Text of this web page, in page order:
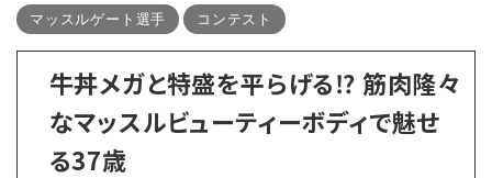
マッスルゲート選手 コンテスト
牛丼メガと特盛を平らげる⁉︎ 筋肉隆々
なマッスルビューティーボディで魅せ
る37歳